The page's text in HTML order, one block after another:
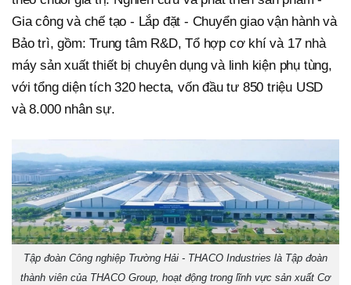
Gia công và chế tạo - Lắp đặt - Chuyển giao vận hành và
Bảo trì, gồm: Trung tâm R&D, Tổ hợp cơ khí và 17 nhà
máy sản xuất thiết bị chuyên dụng và linh kiện phụ tùng,
với tổng diện tích 320 hecta, vốn đầu tư 850 triệu USD
và 8.000 nhân sự.
Tập đoàn Công nghiệp Trường Hải - THACO Industries là Tập đoàn
thành viên của THACO Group, hoạt động trong lĩnh vực sản xuất Cơ